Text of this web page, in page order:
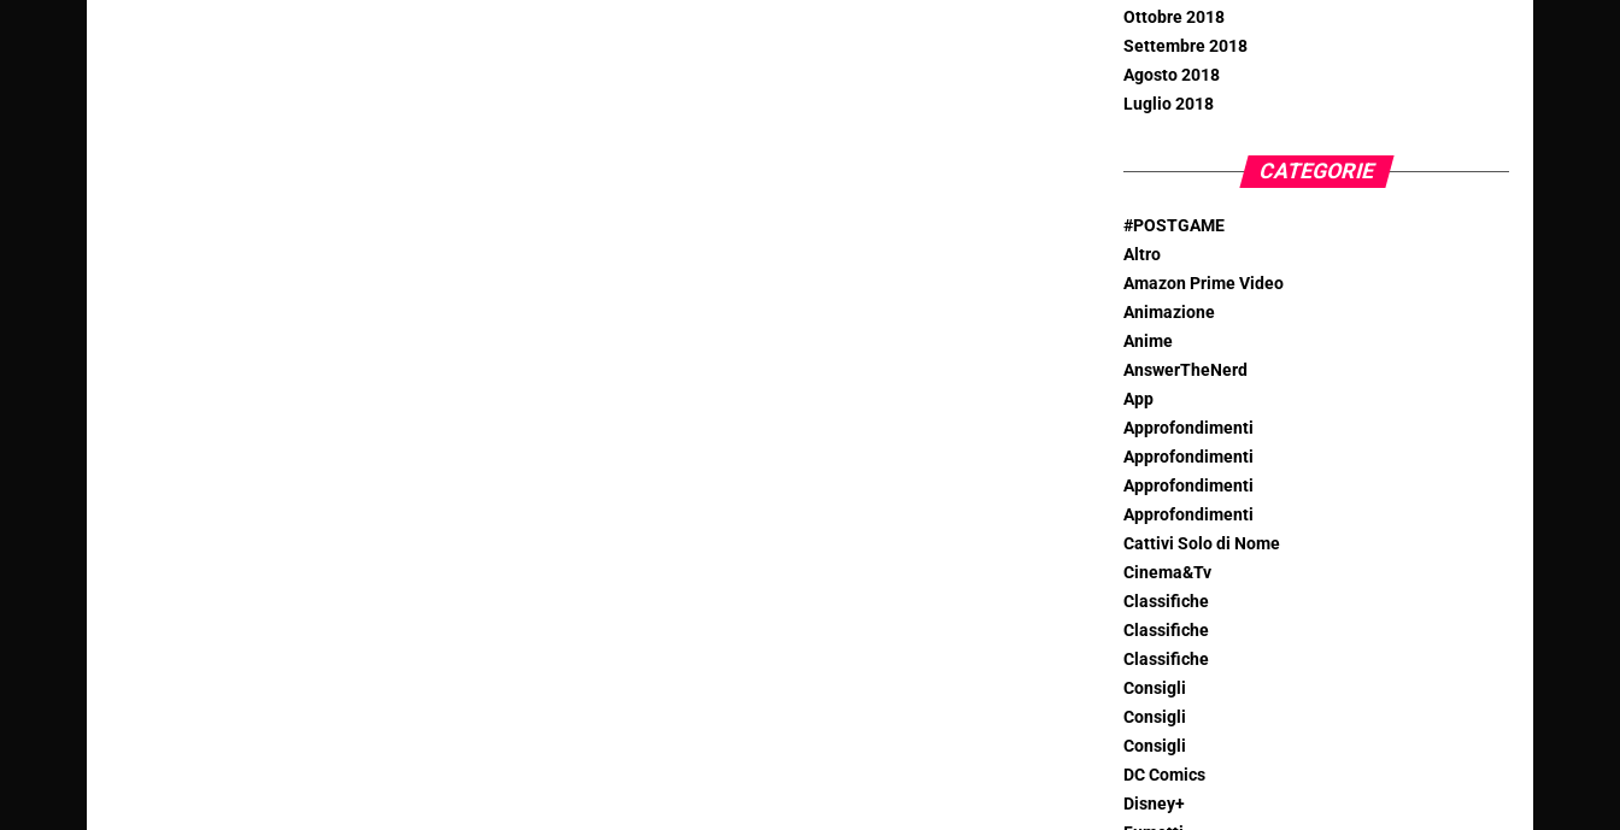
Ottobre 2018
Settembre 2018
Agosto 2018
Luglio 2018
CATEGORIE
#POSTGAME
Altro
Amazon Prime Video
Animazione
Anime
AnswerTheNerd
App
Approfondimenti
Approfondimenti
Approfondimenti
Approfondimenti
Cattivi Solo di Nome
Cinema&Tv
Classifiche
Classifiche
Classifiche
Consigli
Consigli
Consigli
DC Comics
Disney+